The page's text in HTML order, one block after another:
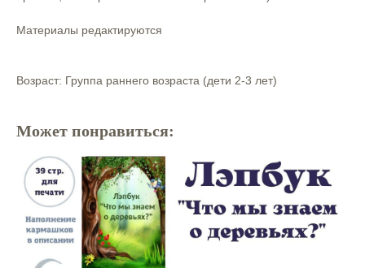
Материалы редактируются
Возраст: Группа раннего возраста (дети 2-3 лет)
Может понравиться: